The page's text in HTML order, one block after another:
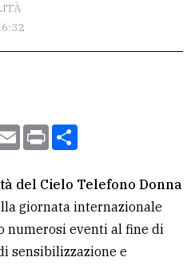
EmailPrint
del Cielo Telefono Donna
giornata internazionale
numerosi eventi al fine di
sensibilizzazione e